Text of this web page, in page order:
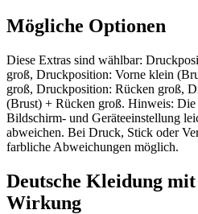
Mögliche Optionen
Diese Extras sind wählbar:
groß, Druckposition: Vorne klein
groß, Druckposition: Rücken groß,
(Brust) + Rücken groß. Hinweis: Die
Bildschirm- und Geräteeinstellung
abweichen. Bei Druck, Stick oder
farbliche Abweichungen möglich.
Deutsche Kleidung
Wirkung